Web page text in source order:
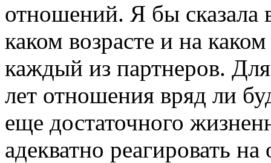
отношений. Я бы сказала
каком возрасте и на
каждый из партнеров.
лет отношения вряд ли
еще достаточного
адекватно реагировать